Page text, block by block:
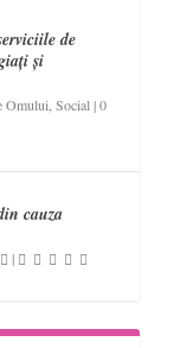
de
și
Omului ,Social |0
cauza
|